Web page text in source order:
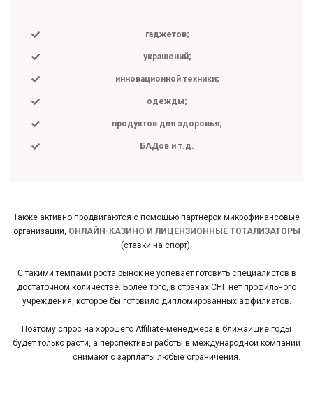
гаджетов;
украшений;
инновационной техники;
одежды;
продуктов для здоровья;
БАДов и т.д.
Также активно продвигаются с помощью партнерок микрофинансовые
организации, ОНЛАЙН-КАЗИНО И ЛИЦЕНЗИОННЫЕ ТОТАЛИЗАТОРЫ
(ставки на спорт).
С такими темпами роста рынок не успевает готовить специалистов в
достаточном количестве. Более того, в странах СНГ нет профильного
учреждения, которое бы готовило дипломированных аффилиатов.
Поэтому спрос на хорошего Affiliate-менеджера в ближайшие годы
будет только расти, а перспективы работы в международной компании
снимают с зарплаты любые ограничения.